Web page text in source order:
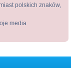
polskich znaków,
media